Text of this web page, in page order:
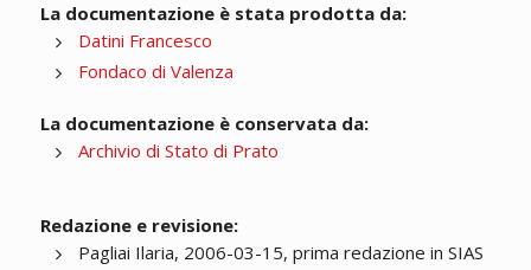
La documentazione è stata prodotta da:
Datini Francesco
Fondaco di Valenza
La documentazione è conservata da:
Archivio di Stato di Prato
Redazione e revisione:
Pagliai Ilaria, 2006-03-15, prima redazione in SIAS